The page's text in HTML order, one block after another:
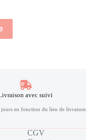
avec suivi
jours en fonction du lieu de livraison
CGV